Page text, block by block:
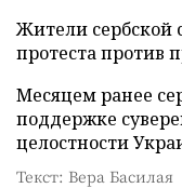
Жители сербской
протеста против
Месяцем ранее
поддержке
целостности
Текст: Вера Басилая